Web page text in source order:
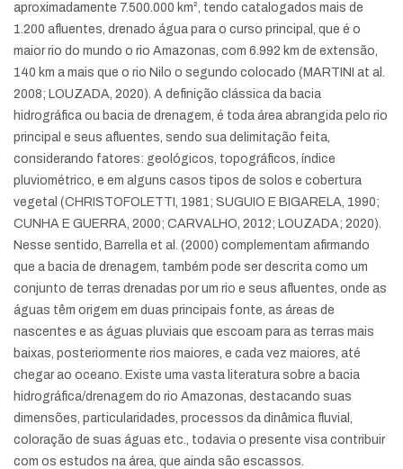
aproximadamente 7.500.000 km², tendo catalogados mais de
1.200 afluentes, drenado água para o curso principal, que é o
maior rio do mundo o rio Amazonas, com 6.992 km de extensão,
140 km a mais que o rio Nilo o segundo colocado (MARTINI at al.
2008; LOUZADA, 2020). A definição clássica da bacia
hidrográfica ou bacia de drenagem, é toda área abrangida pelo rio
principal e seus afluentes, sendo sua delimitação feita,
considerando fatores: geológicos, topográficos, índice
pluviométrico, e em alguns casos tipos de solos e cobertura
vegetal (CHRISTOFOLETTI, 1981; SUGUIO E BIGARELA, 1990;
CUNHA E GUERRA, 2000; CARVALHO, 2012; LOUZADA; 2020).
Nesse sentido, Barrella et al. (2000) complementam afirmando
que a bacia de drenagem, também pode ser descrita como um
conjunto de terras drenadas por um rio e seus afluentes, onde as
águas têm origem em duas principais fonte, as áreas de
nascentes e as águas pluviais que escoam para as terras mais
baixas, posteriormente rios maiores, e cada vez maiores, até
chegar ao oceano. Existe uma vasta literatura sobre a bacia
hidrográfica/drenagem do rio Amazonas, destacando suas
dimensões, particularidades, processos da dinâmica fluvial,
coloração de suas águas etc., todavia o presente visa contribuir
com os estudos na área, que ainda são escassos.